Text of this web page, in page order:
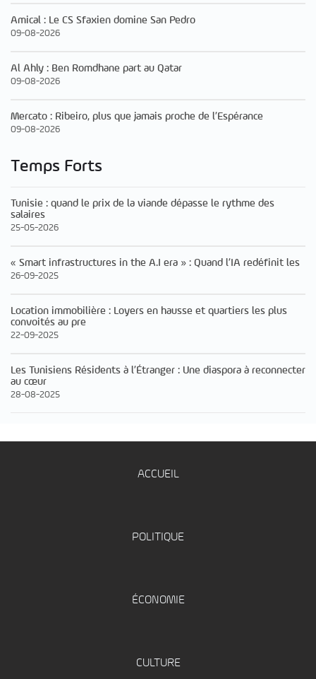
Amical : Le CS Sfaxien domine San Pedro
09-08-2026
Al Ahly : Ben Romdhane part au Qatar
09-08-2026
Mercato : Ribeiro, plus que jamais proche de l’Espérance
09-08-2026
Temps Forts
Tunisie : quand le prix de la viande dépasse le rythme des
salaires
25-05-2026
« Smart infrastructures in the A.I era » : Quand l’IA redéfinit les
26-09-2025
Location immobilière : Loyers en hausse et quartiers les plus
convoités au pre
22-09-2025
Les Tunisiens Résidents à l’Étranger : Une diaspora à reconnecter
au cœur
28-08-2025
ACCUEIL
POLITIQUE
ÉCONOMIE
CULTURE